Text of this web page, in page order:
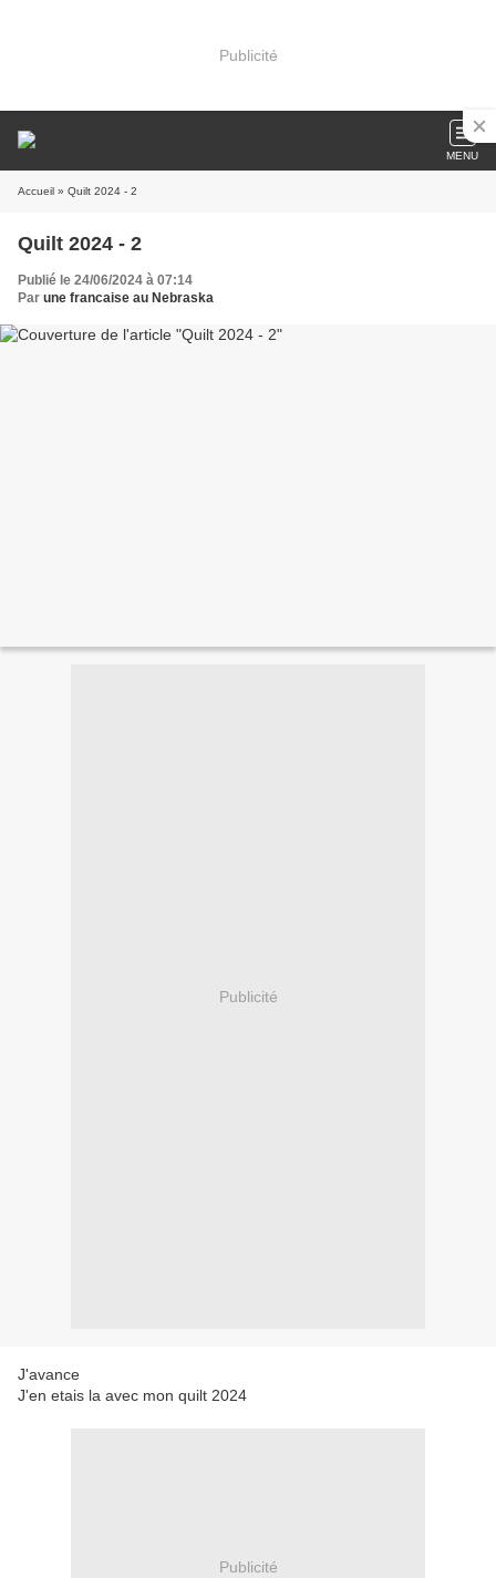
Publicité
MENU
Accueil » Quilt 2024 - 2
Quilt 2024 - 2
Publié le 24/06/2024 à 07:14
Par une francaise au Nebraska
Publicité
J'avance
J'en etais la avec mon quilt 2024
Publicité